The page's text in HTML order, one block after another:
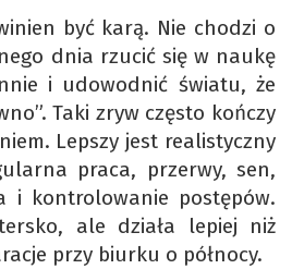
być karą. Nie chodzi o
dnia rzucić się w naukę
i udowodnić światu, że
Taki zryw często kończy
Lepszy jest realistyczny
praca, przerwy, sen,
i kontrolowanie postępów.
ale działa lepiej niż
przy biurku o północy.